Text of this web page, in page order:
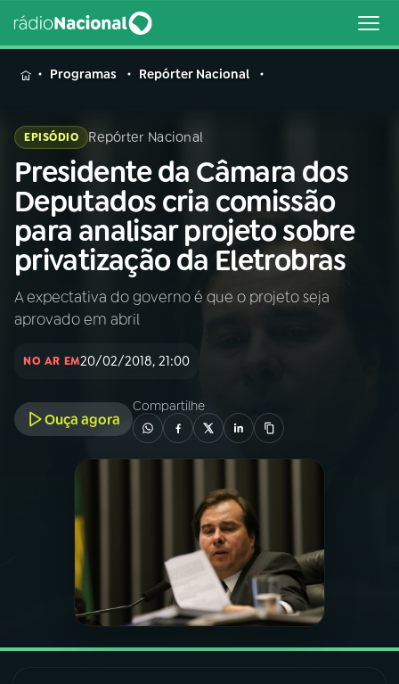
MENU
Buscar
na
Rádio
Nacional
Buscar
AO VIVO
01INÍCIO
PROGRAMAÇÃO
PODCASTS
VIDEOCASTS
Programas Repórter Nacional
EPISÓDIO Repórter Nacional
Presidente da Câmara dos
Deputados cria comissão
para analisar projeto sobre
privatização da Eletrobras
A expectativa do governo é que o projeto seja
aprovado em abril
NO AR EM20/02/2018, 21:00
Ouça agora
Compartilhe